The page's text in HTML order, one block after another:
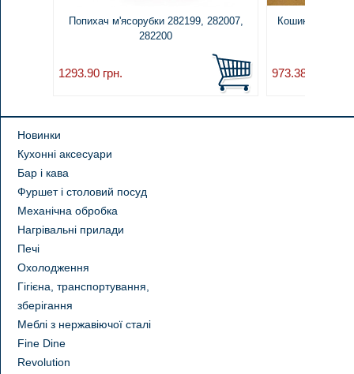
Попихач м'ясорубки 282199, 282007,
282200
1293.90 грн.
Кошик на лід
973.38
Новинки
Кухонні аксесуари
Бар і кава
Фуршет і столовий посуд
Механічна обробка
Нагрівальні прилади
Печі
Охолодження
Гігієна, транспортування,
зберігання
Меблі з нержавіючої сталі
Fine Dine
Revolution